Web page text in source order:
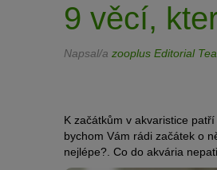
9 věcí,
Napsal/a zooplus Editorial
K začátkům v akvaristice
bychom Vám rádi začátek o
nejlépe?. Co do akvária